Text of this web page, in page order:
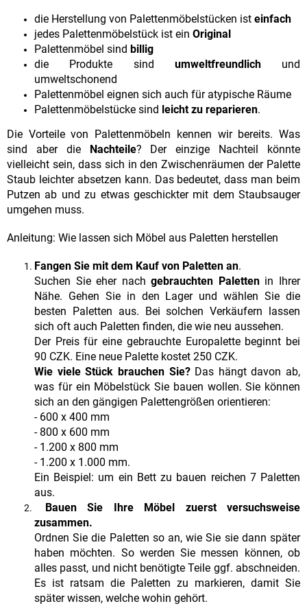
die Herstellung von Palettenmöbelstücken ist einfach
jedes Palettenmöbelstück ist ein Original
Palettenmöbel sind billig
die Produkte sind umweltfreundlichund
umweltschonend
Palettenmöbel eignen sich auch für atypische Räume
Palettenmöbelstücke sind leicht zu reparieren.
Die Vorteile von Palettenmöbeln kennen wir bereits. Was
sind aber die
Nachteile? Der einzige Nachteil könnte
vielleicht sein, dass sich in den Zwischenräumen der Palette
Staub leichter absetzen kann. Das bedeutet, dass man beim
Putzen ab und zu etwas geschickter mit dem Staubsauger
umgehen muss.
Anleitung: Wie lassen sich Möbel aus Paletten herstellen
Fangen Sie mit dem Kauf von Paletten an.
Suchen Sie eher nachgebrauchten Palettenin Ihrer
Nähe. Gehen Sie in den Lager und wählen Sie die
besten Paletten aus. Bei solchen Verkäufern lassen
sich oft auch Paletten finden, die wie neu aussehen.
Der Preis für eine gebrauchte Europalette beginnt bei
90 CZK. Eine neue Palette kostet 250 CZK.
Wie viele Stück brauchen Sie?Das hängt davon ab,
was für ein Möbelstück Sie bauen wollen. Sie können
sich an den gängigen Palettengrößen orientieren:
- 600 x 400 mm
- 800 x 600 mm
- 1.200 x 800 mm
- 1.200 x 1.000 mm.
Ein Beispiel: um ein Bett zu bauen reichen 7 Paletten
aus.
Bauen Sie Ihre Möbel zuerst versuchsweise
zusammen.
Ordnen Sie die Paletten so an, wie Sie sie dann später
haben möchten. So werden Sie messen können, ob
alles passt, und nicht benötigte Teile ggf. abschneiden.
Es ist ratsam die Paletten zu markieren, damit Sie
später wissen, welche wohin gehört.